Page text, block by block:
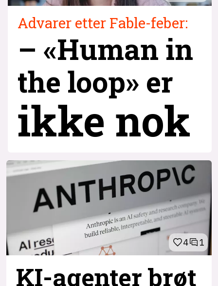
Advarer etter Fable-feber:
– «Human in
the loop» er
ikke nok
4 1
KI-agenter brøt